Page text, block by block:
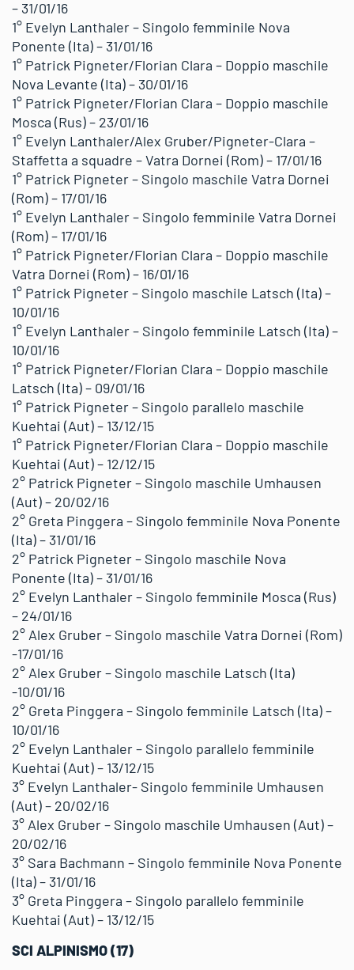
– 31/01/16
1° Evelyn Lanthaler – Singolo femminile Nova
Ponente (Ita) – 31/01/16
1° Patrick Pigneter/Florian Clara – Doppio maschile
Nova Levante (Ita) – 30/01/16
1° Patrick Pigneter/Florian Clara – Doppio maschile
Mosca (Rus) – 23/01/16
1° Evelyn Lanthaler/Alex Gruber/Pigneter-Clara –
Staffetta a squadre – Vatra Dornei (Rom) – 17/01/16
1° Patrick Pigneter – Singolo maschile Vatra Dornei
(Rom) – 17/01/16
1° Evelyn Lanthaler – Singolo femminile Vatra Dornei
(Rom) – 17/01/16
1° Patrick Pigneter/Florian Clara – Doppio maschile
Vatra Dornei (Rom) – 16/01/16
1° Patrick Pigneter – Singolo maschile Latsch (Ita) –
10/01/16
1° Evelyn Lanthaler – Singolo femminile Latsch (Ita) –
10/01/16
1° Patrick Pigneter/Florian Clara – Doppio maschile
Latsch (Ita) – 09/01/16
1° Patrick Pigneter – Singolo parallelo maschile
Kuehtai (Aut) – 13/12/15
1° Patrick Pigneter/Florian Clara – Doppio maschile
Kuehtai (Aut) – 12/12/15
2° Patrick Pigneter – Singolo maschile Umhausen
(Aut) – 20/02/16
2° Greta Pinggera – Singolo femminile Nova Ponente
(Ita) – 31/01/16
2° Patrick Pigneter – Singolo maschile Nova
Ponente (Ita) – 31/01/16
2° Evelyn Lanthaler – Singolo femminile Mosca (Rus)
– 24/01/16
2° Alex Gruber – Singolo maschile Vatra Dornei (Rom)
-17/01/16
2° Alex Gruber – Singolo maschile Latsch (Ita)
-10/01/16
2° Greta Pinggera – Singolo femminile Latsch (Ita) –
10/01/16
2° Evelyn Lanthaler – Singolo parallelo femminile
Kuehtai (Aut) – 13/12/15
3° Evelyn Lanthaler- Singolo femminile Umhausen
(Aut) – 20/02/16
3° Alex Gruber – Singolo maschile Umhausen (Aut) –
20/02/16
3° Sara Bachmann – Singolo femminile Nova Ponente
(Ita) – 31/01/16
3° Greta Pinggera – Singolo parallelo femminile
Kuehtai (Aut) – 13/12/15
SCI ALPINISMO (17)